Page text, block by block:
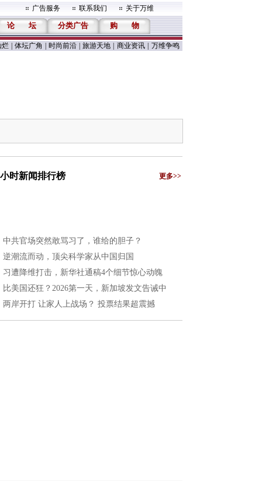
广告服务 联系我们 关于万维
论 坛 分类广告 购 物
烂 体坛广角 时尚前沿 旅游天地 商业资讯 万维争鸣
时新闻排行榜 更多>>
中共官场突然敢骂习了，谁给的胆子？
逆潮流而动，顶尖科学家从中国归国
习遭降维打击，新华社通稿4个细节惊心动魄
比美国还狂？2026第一天，新加坡发文告诫中
两岸开打 让家人上战场？ 投票结果超震撼